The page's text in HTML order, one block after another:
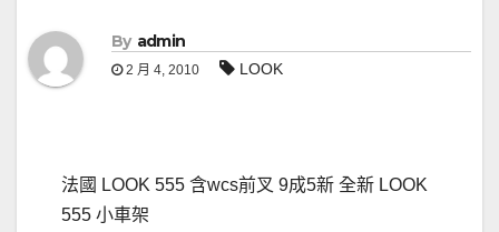
By admin
2 月 4, 2010 LOOK
法國 LOOK 555 含wcs前叉 9成5新 全新 LOOK
555 小車架